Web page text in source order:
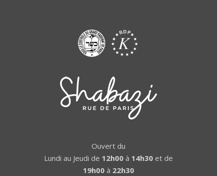
Ouvert du
Lundi au Jeudi de 12h00 à 14h30 et de
19h00 à 22h30